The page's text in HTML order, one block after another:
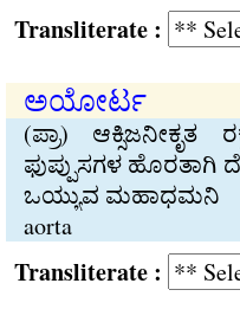
:
ಅಯೋರ್ಟ
(ಪ್ರಾ) ಆಕ್ಸಿಜನೀಕೃತ
ಫುಪ್ಪುಸಗಳ ಹೊರತಾಗಿ
ಒಯ್ಯುವ ಮಹಾಧಮನಿ
aorta
: